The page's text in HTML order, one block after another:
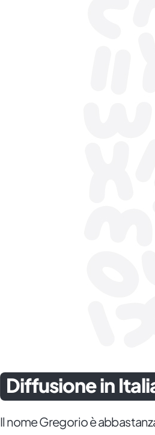
Diffusione in
Il nome Gregorio è